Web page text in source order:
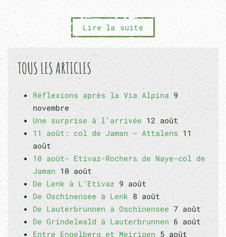
Lire la suite
TOUS LES ARTICLES
Réflexions après la Via Alpina 9
novembre
Une surprise à l’arrivée 12 août
11 août: col de Jaman – Attalens 11
août
10 août- Etivaz-Rochers de Naye-col de
Jaman 10 août
De Lenk à L’Etivaz 9 août
De Oschinensee à Lenk 8 août
De Lauterbrunnen à Oschinensee 7 août
De Grindelwald à Lauterbrunnen 6 août
Entre Engelberg et Meirigen 5 août